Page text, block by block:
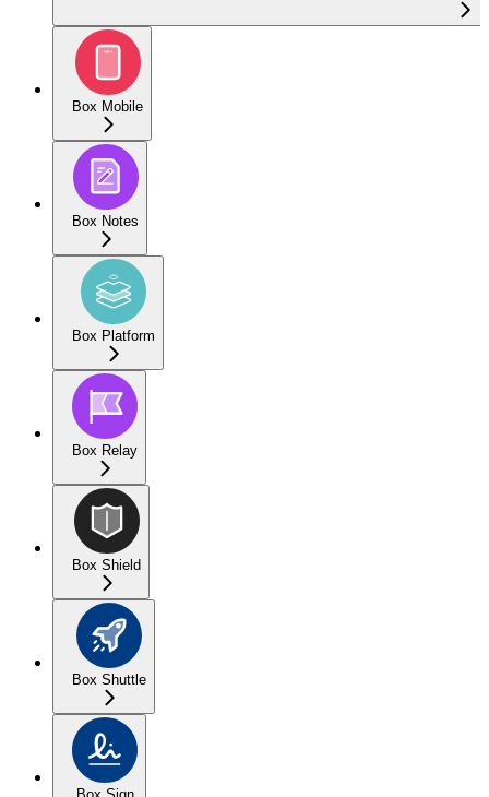
Box Mobile
Box Notes
Box Platform
Box Relay
Box Shield
Box Shuttle